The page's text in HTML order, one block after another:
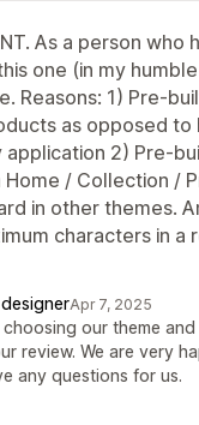
As a person who
one (in my
Reasons: 1) Pre-
as opposed to
2) Pre-
Home / Collection /
in other themes.
characters in a
Apr 7, 2025
our theme
review. We are very
any questions for us.